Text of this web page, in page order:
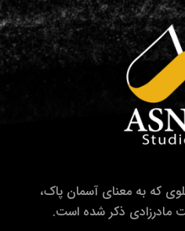
که به معنای آسمان پاک،
مادرزادی ذکر شده است.